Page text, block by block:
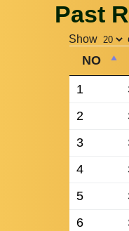
Past
Show
NO
1
2
3
4
5
6